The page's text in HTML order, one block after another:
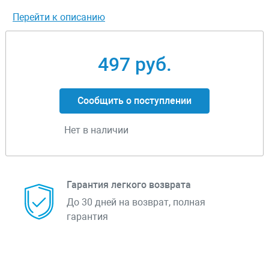
Перейти к описанию
497 руб.
Сообщить о поступлении
Нет в наличии
Гарантия легкого возврата
До 30 дней на возврат, полная
гарантия